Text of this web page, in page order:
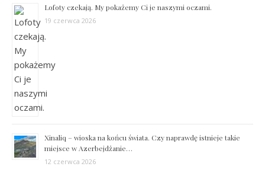
Lofoty czekają. My pokażemy Ci je naszymi oczami.
19 czerwca 2026
Xinaliq – wioska na końcu świata. Czy naprawdę istnieje takie
miejsce w Azerbejdżanie…
12 czerwca 2026